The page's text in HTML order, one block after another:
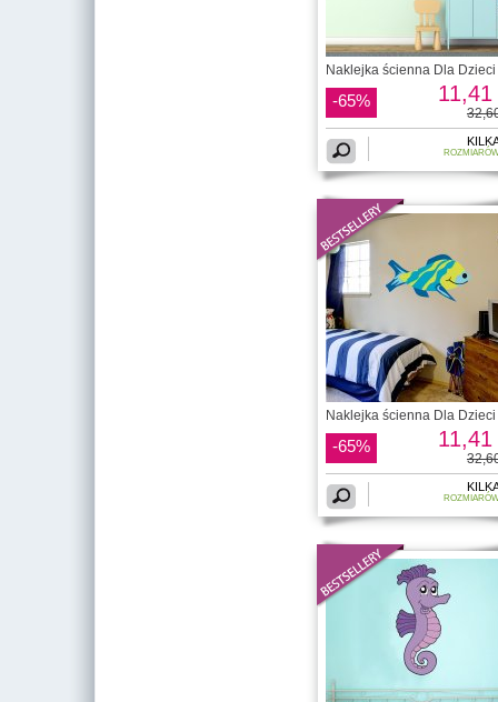
Naklejka ścienna Dla Dzieci
-65% 11,41
Naklejka ścienna Dla Dzieci
-65% 11,41